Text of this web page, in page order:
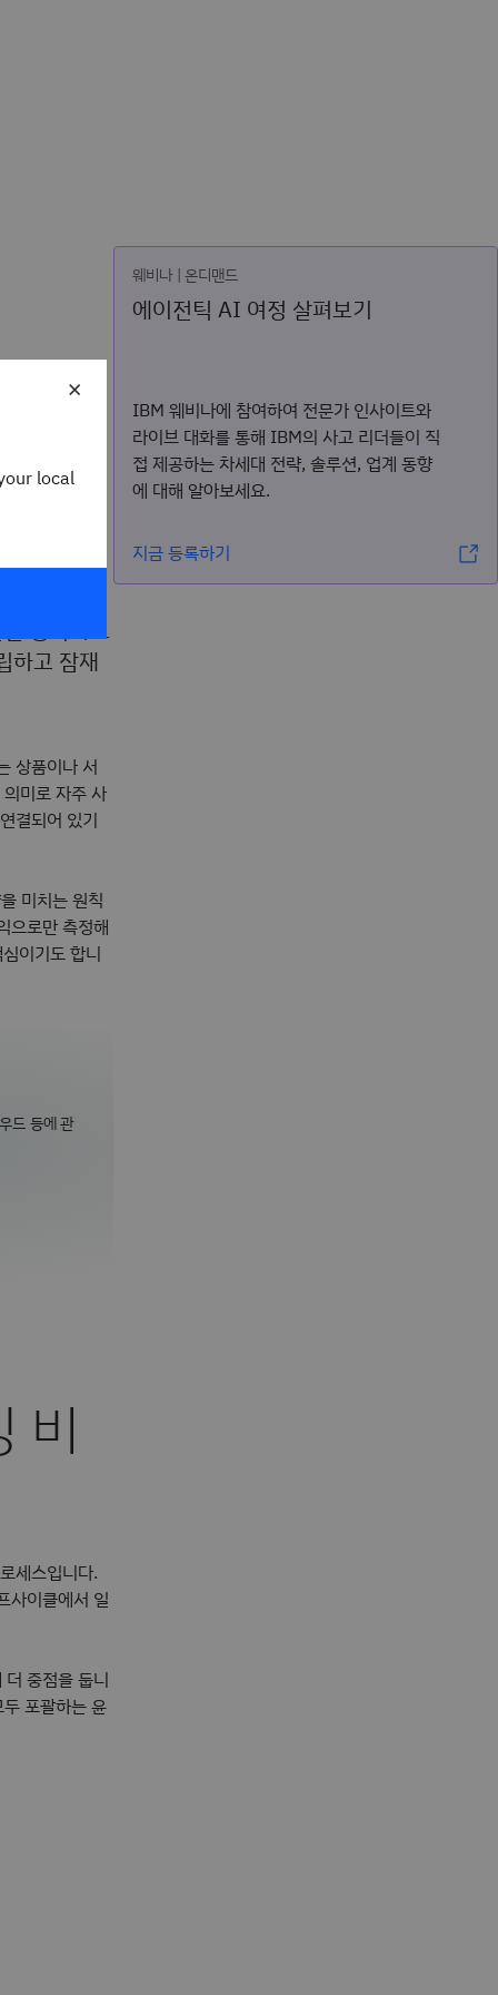
충족하도
하고 잠재
상품이나 서
미로 자주 사
결되어 있기
미치는 원칙
으로만 측정해
이기도 합니
드 등에 관
비
세스입니다.
사이클에서 일
중점을 둡니
포괄하는 윤
웨비나 | 온디맨드
에이전틱 AI 여정 살펴보기
IBM 웨비나에 참여하여 전문가 인사이트와
라이브 대화를 통해 IBM의 사고 리더들이 직
접 제공하는 차세대 전략, 솔루션, 업계 동향
에 대해 알아보세요.
지금 등록하기
×
local